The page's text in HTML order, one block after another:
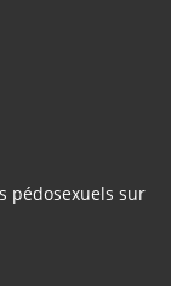
pédosexuels sur